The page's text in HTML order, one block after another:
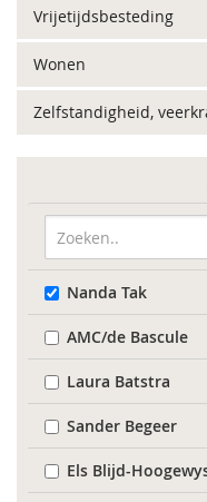
Vrijetijdsbesteding
Wonen
Zelfstandigheid,
Nanda Tak
AMC/de Bascule
Laura Batstra
Sander Begeer
Els Blijd-